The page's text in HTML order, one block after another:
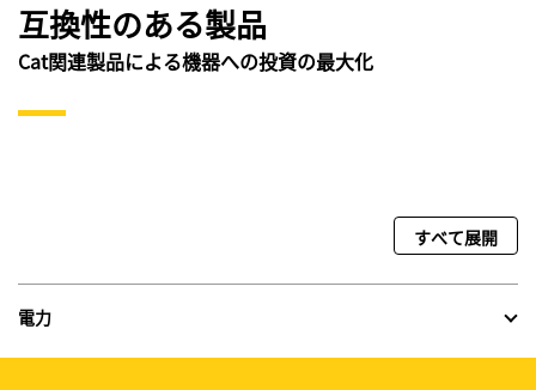
互換性のある製品
Cat関連製品による機器への投資の最大化
すべて展開
電力